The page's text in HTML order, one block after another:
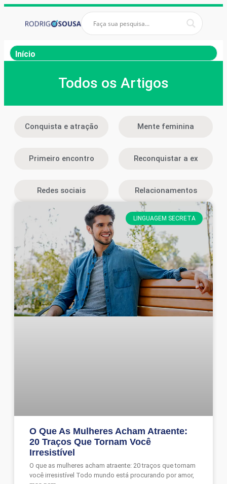
Início
Todos os Artigos
Conquista e atração Mente feminina
Primeiro encontro Reconquistar a ex
Redes sociais Relacionamentos
LINGUAGEM SECRETA
O Que As Mulheres Acham Atraente:
20 Traços Que Tornam Você
Irresistível
O que as mulheres acham atraente: 20 traços que tornam
você irresistível Todo mundo está procurando por amor,